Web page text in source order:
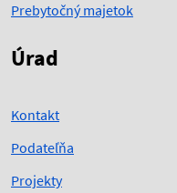
Prebytočný majetok
Úrad
Kontakt
Podateľňa
Projekty